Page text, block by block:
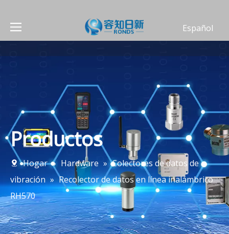
Español
العربية
Deutsch
Français
English
简体中文
Productos
Hogar » Hardware » Colectores de datos de
vibración » Recolector de datos en línea inalámbrico
RH570